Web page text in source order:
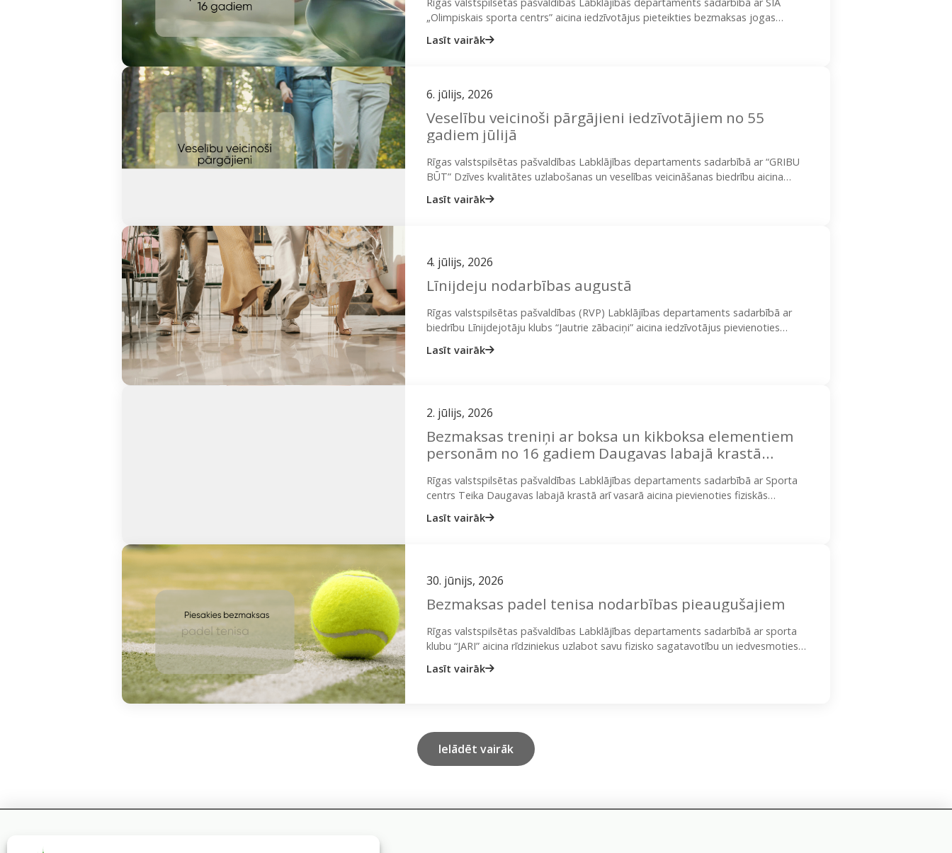
„Olimpiskais sporta centrs” aicina iedzīvotājus pieteikties bezmaksas jogas
Lasīt vairāk
6. jūlijs, 2026
Veselību veicinoši pārgājieni iedzīvotājiem no 55
gadiem jūlijā
Rīgas valstspilsētas pašvaldības Labklājības departaments sadarbībā ar “GRIBU
BŪT” Dzīves kvalitātes uzlabošanas un veselības veicināšanas biedrību aicina
no…
Lasīt vairāk
4. jūlijs, 2026
Līnijdeju nodarbības augustā
Rīgas valstspilsētas pašvaldības (RVP) Labklājības departaments sadarbībā ar
biedrību Līnijdejotāju klubs “Jautrie zābaciņi” aicina iedzīvotājus pievienoties
un…
Lasīt vairāk
2. jūlijs, 2026
Bezmaksas treniņi ar boksa un kikboksa elementiem
personām no 16 gadiem Daugavas labajā krastā
Rīgas valstspilsētas pašvaldības Labklājības departaments sadarbībā ar Sporta
centrs Teika Daugavas labajā krastā arī vasarā aicina pievienoties fiziskās
Lasīt vairāk
30. jūnijs, 2026
Bezmaksas padel tenisa nodarbības pieaugušajiem
Rīgas valstspilsētas pašvaldības Labklājības departaments sadarbībā ar sporta
klubu “JARI” aicina rīdziniekus uzlabot savu fizisko sagatavotību un iedvesmoties
Lasīt vairāk
Ielādēt vairāk